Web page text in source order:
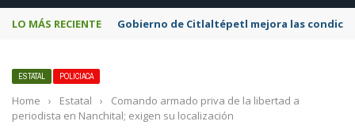
LO MÁS RECIENTE Gobierno de Citlaltépetl mejora las
ESTATAL POLICIACA
Home › Estatal ›
Comando armado priva de la libertad a
periodista en Nanchital; exigen su localización